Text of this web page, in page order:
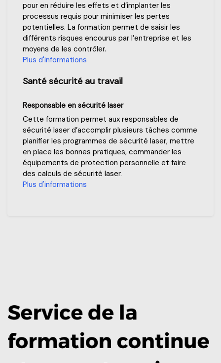
pour en réduire les effets et d’implanter les
processus requis pour minimiser les pertes
potentielles. La formation permet de saisir les
différents risques encourus par l’entreprise et les
moyens de les contrôler.
Plus d'informations
Santé sécurité au travail
Responsable en sécurité laser
Cette formation permet aux responsables de
sécurité laser d’accomplir plusieurs tâches comme
planifier les programmes de sécurité laser, mettre
en place les bonnes pratiques, commander les
équipements de protection personnelle et faire
des calculs de sécurité laser.
Plus d'informations